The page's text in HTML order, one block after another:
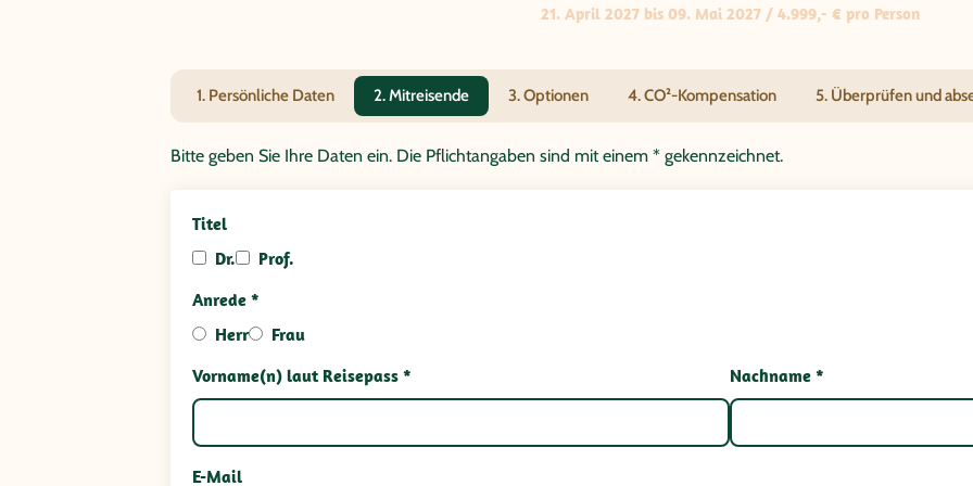
21. April 2027 bis 09. Mai 2027 / 4.999,- € pro Person
1. Persönliche Daten 2. Mitreisende 3. Optionen 4. CO²-Kompensation 5. Überprüfen und
Bitte geben Sie Ihre Daten ein. Die Pflichtangaben sind mit einem * gekennzeichnet.
Titel
Dr.
Prof.
Anrede *
Herr
Frau
Vorname(n) laut Reisepass *
Nachname *
E-Mail